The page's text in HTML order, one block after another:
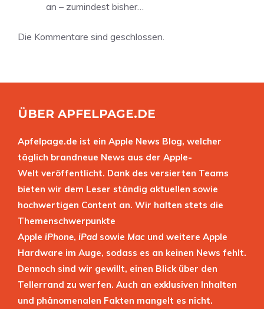
an – zumindest bisher…
Die Kommentare sind geschlossen.
ÜBER APFELPAGE.DE
Apfelpage.de ist ein Apple News Blog, welcher
täglich brandneue News aus der Apple-
Welt veröffentlicht. Dank des versierten Teams
bieten wir dem Leser ständig aktuellen sowie
hochwertigen Content an. Wir halten stets die
Themenschwerpunkte
Apple iPhone, iPad sowie Mac und weitere Apple
Hardware im Auge, sodass es an keinen News fehlt.
Dennoch sind wir gewillt, einen Blick über den
Tellerrand zu werfen. Auch an exklusiven Inhalten
und phänomenalen Fakten mangelt es nicht.